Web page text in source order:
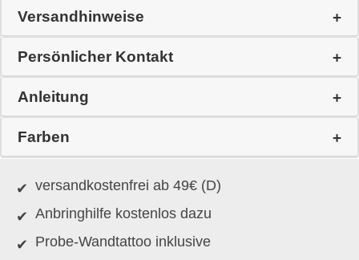
Versandhinweise
Persönlicher Kontakt
Anleitung
Farben
versandkostenfrei ab 49€ (D)
Anbringhilfe kostenlos dazu
Probe-Wandtattoo inklusive